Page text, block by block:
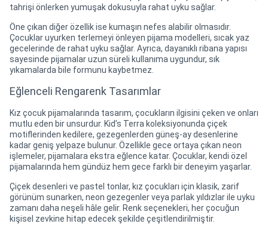
tahrişi önlerken yumuşak dokusuyla rahat uyku sağlar.
Öne çıkan diğer özellik ise kumaşın nefes alabilir olmasıdır.
Çocuklar uyurken terlemeyi önleyen pijama modelleri, sıcak yaz
gecelerinde de rahat uyku sağlar. Ayrıca, dayanıklı ribana yapısı
sayesinde pijamalar uzun süreli kullanıma uygundur, sık
yıkamalarda bile formunu kaybetmez.
Eğlenceli Rengarenk Tasarımlar
Kız çocuk pijamalarında tasarım, çocukların ilgisini çeken ve onları
mutlu eden bir unsurdur. Kid’s Terra koleksiyonunda çiçek
motiflerinden kedilere, gezegenlerden güneş-ay desenlerine
kadar geniş yelpaze bulunur. Özellikle gece ortaya çıkan neon
işlemeler, pijamalara ekstra eğlence katar. Çocuklar, kendi özel
pijamalarında hem gündüz hem gece farklı bir deneyim yaşarlar.
Çiçek desenleri ve pastel tonlar, kız çocukları için klasik, zarif
görünüm sunarken, neon gezegenler veya parlak yıldızlar ile uyku
zamanı daha neşeli hâle gelir. Renk seçenekleri, her çocuğun
kişisel zevkine hitap edecek şekilde çeşitlendirilmiştir.